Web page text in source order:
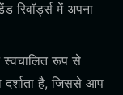
रिवॉर्ड्स में अपना
रूप से
है, जिससे आप